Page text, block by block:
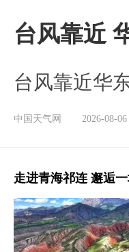
台风靠近
台风靠近华
中国天气网 2026-08-06
走进青海祁连 邂逅